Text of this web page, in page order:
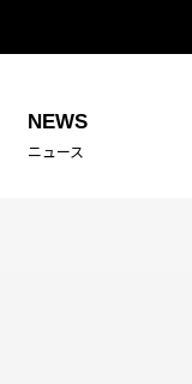
NEWS
ニュース